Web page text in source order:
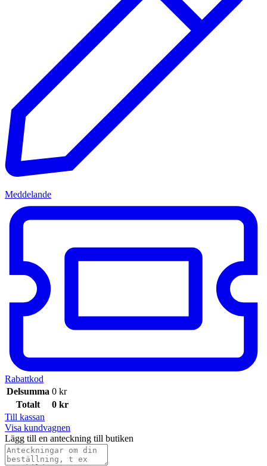
Meddelande
Rabattkod
Delsumma 0 kr
Totalt
0 kr
Till kassan
Visa kundvagnen
Lägg till en anteckning till butiken